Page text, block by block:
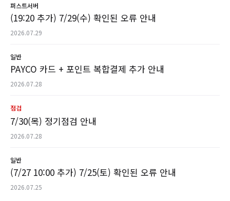
퍼스트서버
(19:20 추가) 7/29(수) 확인된 오류 안내
2026.07.29
일반
PAYCO 카드 + 포인트 복합결제 추가 안내
2026.07.28
점검
7/30(목) 정기점검 안내
2026.07.28
일반
(7/27 10:00 추가) 7/25(토) 확인된 오류 안내
2026.07.25